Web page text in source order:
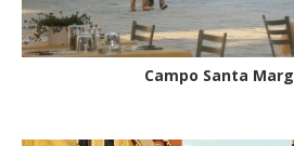
Campo Santa